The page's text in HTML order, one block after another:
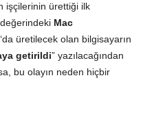
işçilerinin ürettiği ilk
Mac
‘da üretilecek olan bilgisayarın
getirildi” yazılacağından
bu olayın neden hiçbir